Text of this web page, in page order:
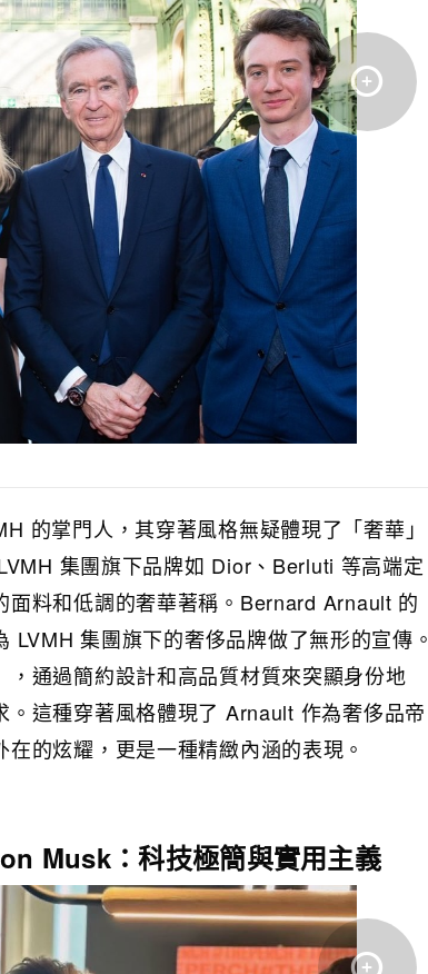
的掌門人，其穿著風格無疑體現了「奢華」
集團旗下品牌如 Dior、Berluti 等高端定
料和低調的奢華著稱。Bernard Arnault 的
集團旗下的奢侈品牌做了無形的宣傳。
通過簡約設計和高品質材質來突顯身份地
這種穿著風格體現了 Arnault 作為奢侈品帝
的炫耀，更是一種精緻內涵的表現。
Musk：科技極簡與實用主義